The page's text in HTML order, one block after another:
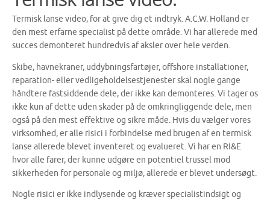
Termisk lanse video, for at give dig et indtryk. A.C.W. Holland er
den mest erfarne specialist på dette område. Vi har allerede med
succes demonteret hundredvis af aksler over hele verden.
Skibe, havnekraner, uddybningsfartøjer, offshore installationer,
reparation- eller vedligeholdelsestjenester skal nogle gange
håndtere fastsiddende dele, der ikke kan demonteres. Vi tager os
ikke kun af dette uden skader på de omkringliggende dele, men
også på den mest effektive og sikre måde. Hvis du vælger vores
virksomhed, er alle risici i forbindelse med brugen af ​​en termisk
lanse allerede blevet inventeret og evalueret. Vi har en RI&E
hvor alle farer, der kunne udgøre en potentiel trussel mod
sikkerheden for personale og miljø, allerede er blevet undersøgt.
Nogle risici er ikke indlysende og kræver specialistindsigt og